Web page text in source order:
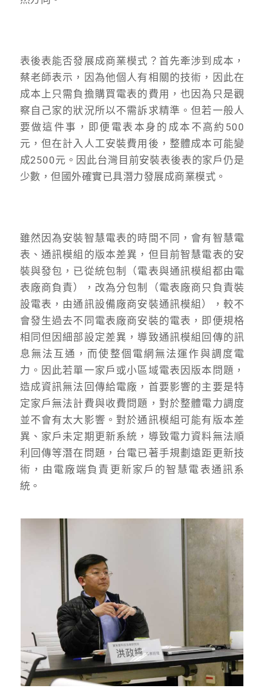
表後表能否發展成商業模式？首先牽涉到成本，
蔡老師表示，因為他個人有相關的技術，因此在
成本上只需負擔購買電表的費用，也因為只是觀
察自己家的狀況所以不需訴求精準。但若一般人
要做這件事，即便電表本身的成本不高約500
元，但在計入人工安裝費用後，整體成本可能變
成2500元。因此台灣目前安裝表後表的家戶仍是
少數，但國外確實已具潛力發展成商業模式。
雖然因為安裝智慧電表的時間不同，會有智慧電
表、通訊模組的版本差異，但目前智慧電表的安
裝與發包，已從統包制（電表與通訊模組都由電
表廠商負責），改為分包制（電表廠商只負責裝
設電表，由通訊設備廠商安裝通訊模組），較不
會發生過去不同電表廠商安裝的電表，即便規格
相同但因細部設定差異，導致通訊模組回傳的訊
息無法互通，而使整個電網無法運作與調度電
力。因此若單一家戶或小區域電表因版本問題，
造成資訊無法回傳給電廠，首要影響的主要是特
定家戶無法計費與收費問題，對於整體電力調度
並不會有太大影響。對於通訊模組可能有版本差
異、家戶未定期更新系統，導致電力資料無法順
利回傳等潛在問題，台電已著手規劃遠距更新技
術，由電廠端負責更新家戶的智慧電表通訊系
統。